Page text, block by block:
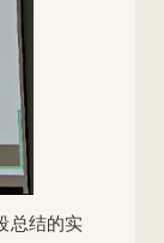
总结的实